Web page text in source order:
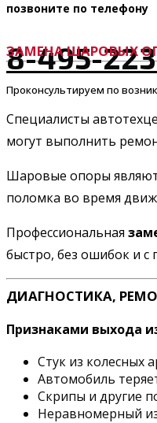
позвоните по телефону
8-495-
Проконсультируем по
ЗАМЕНА ШАРОВЫХ
Специалисты
могут выполнить
Шаровые опоры
поломка во время
Профессиональная
быстро, без ошибок и с
ДИАГНОСТИКА,
Признаками выхода
Стук из колесных
Автомобиль
Скрипы и другие
Неравномерный